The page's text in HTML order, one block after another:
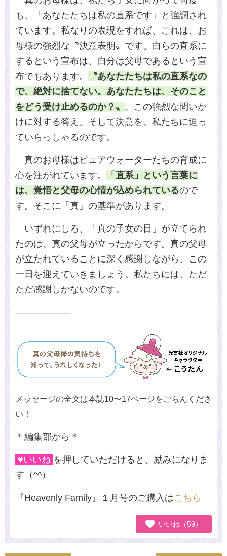
も、「あなたたちは私の直系です」と強調され
ています。私なりの表現をすれば、これは、お
母様の強烈な〝決意表明〟です。自らの直系に
するという宣布は、自分は父母であるという宣
布でもあります。
〝あなたたちは私の直系なの
で、絶対に捨てない。あなたたちは、そのこと
をどう受け止めるのか？〟 、この強烈な問いか
けに対する答え、そして決意を、私たちに迫っ
ていらっしゃるのです。
真のお母様はピュアウォーターたちの育成に
心を注がれています。
「直系」という言葉に
は、覚悟と父母の心情が込められているので
す。そこに「真」の基準があります。
いずれにしろ、「真の子女の日」が立てられ
たのは、真の父母が立ったからです。真の父母
が立たれていることに深く感謝しながら、この
一日を迎えていきましょう。私たちには、ただ
ただ感謝しかないのです。
――――――
メッセージの全文は本誌10〜17ページをごらんくださ
い！
＊編集部から＊
♥いいね を押していただけると、励みになりま
す（^^）
『Heavenly Family 』１月号のご購入はこちら
いいね（59）